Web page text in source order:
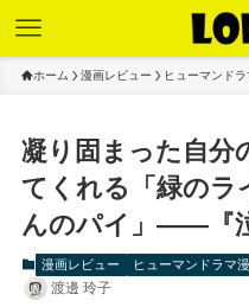
ホーム 漫画レビュー ヒューマンド
凝り固まった自分
てくれる「緑のラ
んのパイ」――『
漫画レビュー ヒューマンドラマ
渡邊 玲子